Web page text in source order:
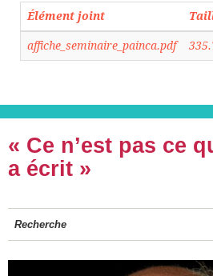
Élément joint
affiche_seminaire_painca.pdf
« Ce n’est pas ce
a écrit »
Recherche